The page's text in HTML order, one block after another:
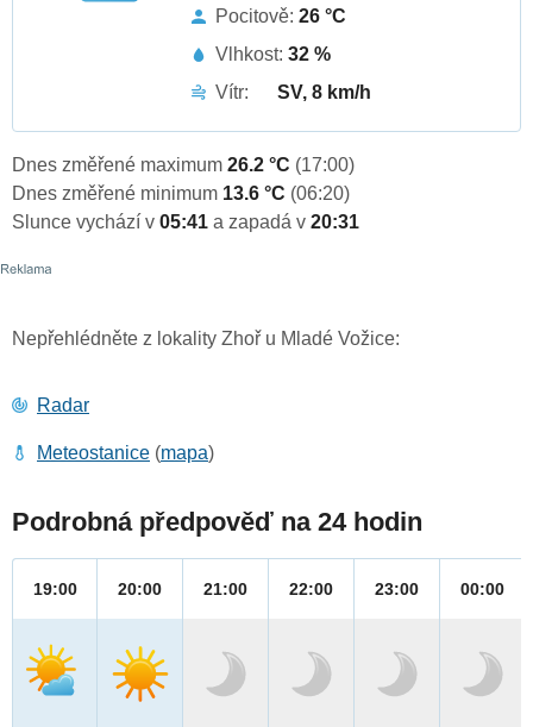
Pocitově: 26 °C
Vlhkost: 32 %
Vítr:
SV, 8 km/h
Dnes změřené maximum 26.2 °C (17:00)
Dnes změřené minimum 13.6 °C (06:20)
Slunce vychází v 05:41 a zapadá v 20:31
Nepřehlédněte z lokality Zhoř u Mladé Vožice:
Radar
Meteostanice (mapa)
Podrobná předpověď na 24 hodin
19:00 20:00 21:00 22:00 23:00 00:00